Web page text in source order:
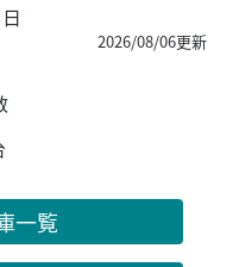
2026/08/06更新
一覧